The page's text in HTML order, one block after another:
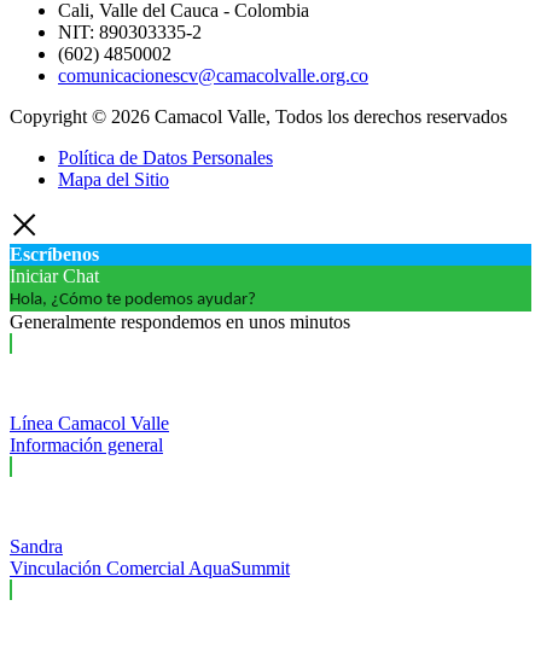
Cali, Valle del Cauca - Colombia
NIT: 890303335-2
(602) 4850002
comunicacionescv@camacolvalle.org.co
Copyright © 2026 Camacol Valle, Todos los derechos reservados
Política de Datos Personales
Mapa del Sitio
Escríbenos
Iniciar Chat
Hola, ¿Cómo te podemos ayudar?
Generalmente respondemos en unos minutos
Línea Camacol Valle
Información general
Sandra
Vinculación Comercial AquaSummit